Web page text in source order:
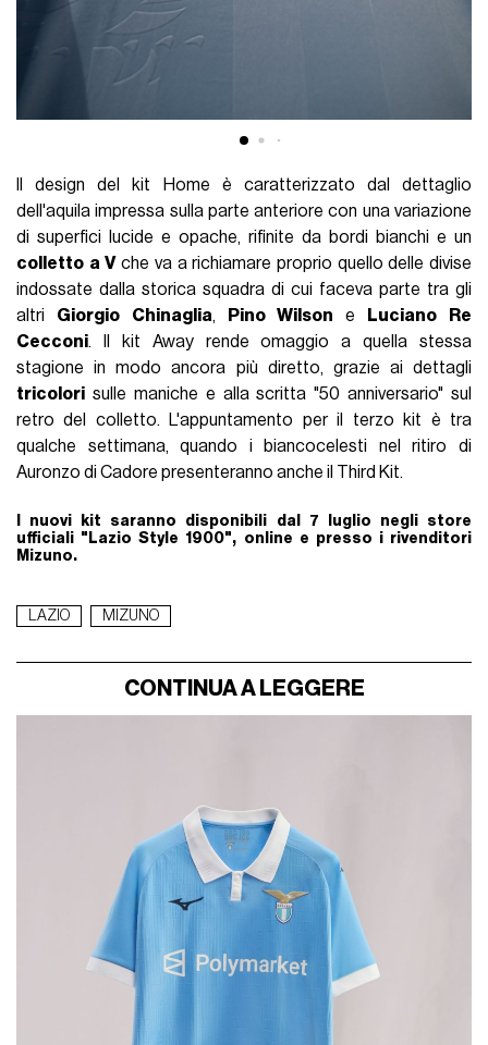
Il design del kit Home è caratterizzato dal dettaglio
dell'aquila impressa sulla parte anteriore con una variazione
di superfici lucide e opache, rifinite da bordi bianchi e un
colletto a V che va a richiamare proprio quello delle divise
indossate dalla storica squadra di cui faceva parte tra gli
altri Giorgio Chinaglia, Pino Wilson e Luciano
Re
Cecconi. Il kit Away rende omaggio a quella stessa
stagione in modo ancora più diretto, grazie ai dettagli
tricolori sulle maniche e alla scritta "50 anniversario" sul
retro del colletto. L'appuntamento per il terzo kit è tra
qualche settimana, quando i biancocelesti nel ritiro di
Auronzo di Cadore presenteranno anche il Third Kit.
I nuovi kit saranno disponibili dal 7 luglio negli store
ufficiali "Lazio Style 1900", online e presso i rivenditori
Mizuno.
LAZIO MIZUNO
CONTINUA A LEGGERE